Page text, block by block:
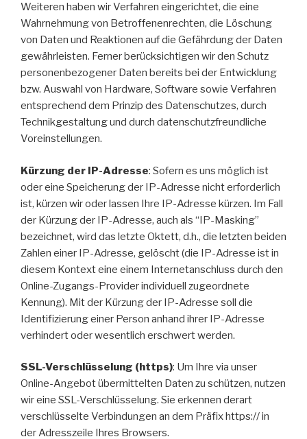
Weiteren haben wir Verfahren eingerichtet, die eine
Wahrnehmung von Betroffenenrechten, die Löschung
von Daten und Reaktionen auf die Gefährdung der Daten
gewährleisten. Ferner berücksichtigen wir den Schutz
personenbezogener Daten bereits bei der Entwicklung
bzw. Auswahl von Hardware, Software sowie Verfahren
entsprechend dem Prinzip des Datenschutzes, durch
Technikgestaltung und durch datenschutzfreundliche
Voreinstellungen.
Kürzung der IP-Adresse: Sofern es uns möglich ist
oder eine Speicherung der IP-Adresse nicht erforderlich
ist, kürzen wir oder lassen Ihre IP-Adresse kürzen. Im Fall
der Kürzung der IP-Adresse, auch als “IP-Masking”
bezeichnet, wird das letzte Oktett, d.h., die letzten beiden
Zahlen einer IP-Adresse, gelöscht (die IP-Adresse ist in
diesem Kontext eine einem Internetanschluss durch den
Online-Zugangs-Provider individuell zugeordnete
Kennung). Mit der Kürzung der IP-Adresse soll die
Identifizierung einer Person anhand ihrer IP-Adresse
verhindert oder wesentlich erschwert werden.
SSL-Verschlüsselung (https): Um Ihre via unser
Online-Angebot übermittelten Daten zu schützen, nutzen
wir eine SSL-Verschlüsselung. Sie erkennen derart
verschlüsselte Verbindungen an dem Präfix https:// in
der Adresszeile Ihres Browsers.